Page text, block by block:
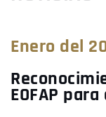
Enero del
EOFAP